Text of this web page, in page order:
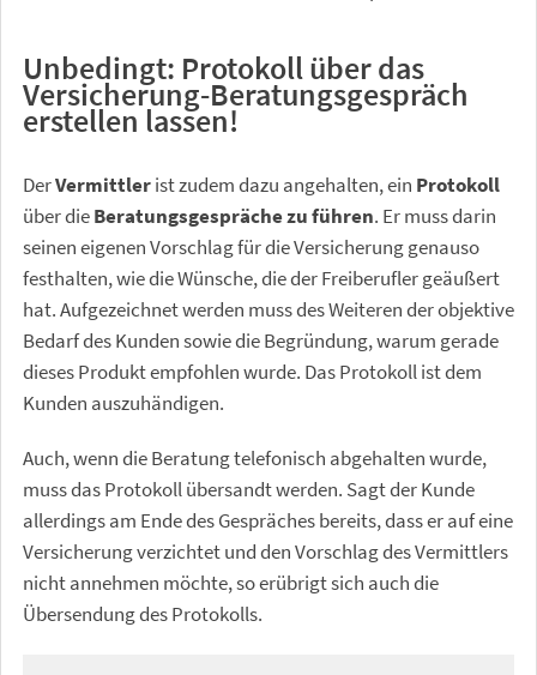
Unbedingt: Protokoll über das
Versicherung-Beratungsgespräch
erstellen lassen!
DerVermittlerist zudem dazu angehalten, ein Protokoll
über dieBeratungsgespräche zu führen. Er muss darin
seinen eigenen Vorschlag für die Versicherung genauso
festhalten, wie die Wünsche, die der Freiberufler geäußert
hat. Aufgezeichnet werden muss des Weiteren der objektive
Bedarf des Kunden sowie die Begründung, warum gerade
dieses Produkt empfohlen wurde. Das Protokoll ist dem
Kunden auszuhändigen.
Auch, wenn die Beratung telefonisch abgehalten wurde,
muss das Protokoll übersandt werden. Sagt der Kunde
allerdings am Ende des Gespräches bereits, dass er auf eine
Versicherung verzichtet und den Vorschlag des Vermittlers
nicht annehmen möchte, so erübrigt sich auch die
Übersendung des Protokolls.